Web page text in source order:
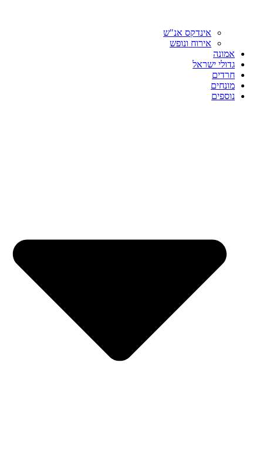
אינדקס אנ"ש
אירוח ונופש
אמונה
גדולי ישראל
חרדים
מונחים
נוספים